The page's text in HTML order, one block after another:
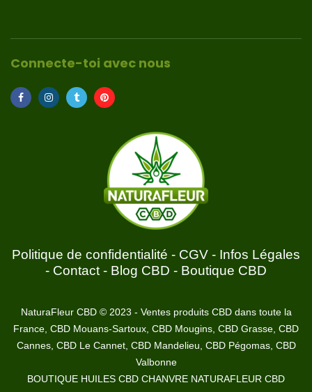
Connecte-toi avec nous
Politique de confidentialité - CGV - Infos Légales
- Contact - Blog CBD - Boutique CBD
NaturaFleur CBD © 2023 - Ventes produits CBD dans toute la
France, CBD Mouans-Sartoux, CBD Mougins, CBD Grasse, CBD
Cannes, CBD Le Cannet, CBD Mandelieu, CBD Pégomas, CBD
Valbonne
BOUTIQUE HUILES CBD CHANVRE NATURAFLEUR CBD